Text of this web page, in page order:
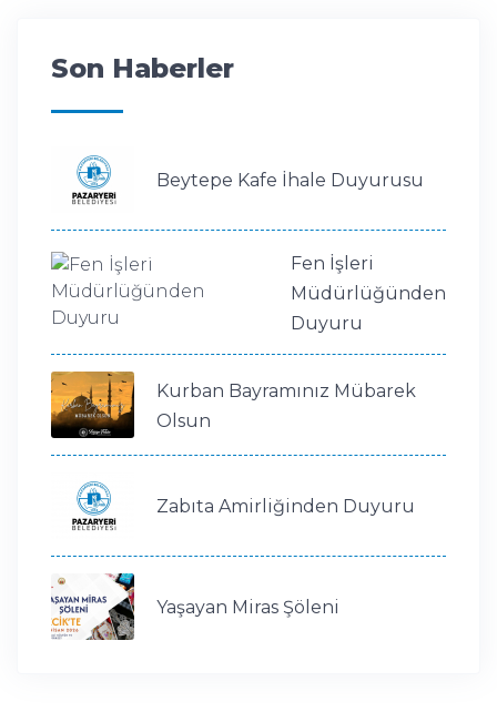
Son Haberler
Beytepe Kafe İhale Duyurusu
Fen İşleri
Müdürlüğünden
Duyuru
Kurban Bayramınız Mübarek
Olsun
Zabıta Amirliğinden Duyuru
Yaşayan Miras Şöleni